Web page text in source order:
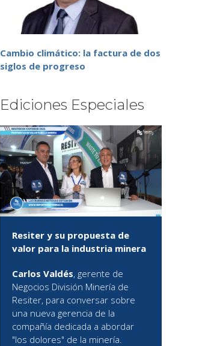
Cambio climático: la factura de dos
siglos de progreso
Ediciones Especiales
Resiter y su propuesta de
valor para la industria minera
Carlos Valdés, gerente de
Negocios División Minería de
Resiter, para conversar sobre
una nueva gerencia de la
compañía dedicada a abordar
"los dolores" de la minería.